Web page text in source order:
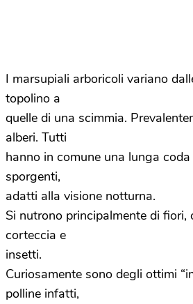
I marsupiali arboricoli variano
topolino a
quelle di una scimmia.
alberi. Tutti
hanno in comune una lunga
sporgenti,
adatti alla visione notturna.
Si nutrono principalmente di fiori,
corteccia e
insetti.
Curiosamente sono degli ottimi
polline infatti,